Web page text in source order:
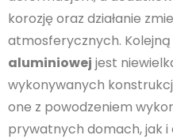
korozję oraz działanie
atmosferycznych.
aluminiowej jest
wykonywanych
one z powodzeniem
prywatnych domach, jak